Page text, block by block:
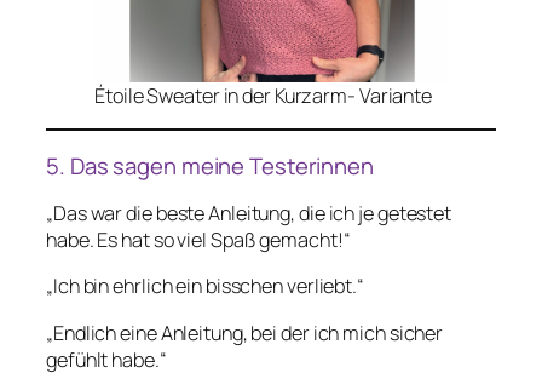
Étoile Sweater in der Kurzarm- Variante
5. Das sagen meine Testerinnen
„Das war die beste Anleitung, die ich je getestet
habe. Es hat so viel Spaß gemacht!“
„Ich bin ehrlich ein bisschen verliebt.“
„Endlich eine Anleitung, bei der ich mich sicher
gefühlt habe.“